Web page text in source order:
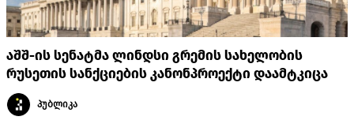
აშშ-ის სენატმა ლინდსი გრემის სახელობის
რუსეთის სანქციების კანონპროექტი დაამტკიცა
პუბლიკა